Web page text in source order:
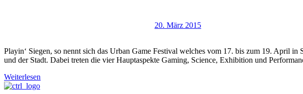
20. März 2015
Playin‘ Siegen, so nennt sich das Urban Game Festival welches vom 17. bis zum 19. April
und der Stadt. Dabei treten die vier Hauptaspekte Gaming, Science, Exhibition und
Weiterlesen